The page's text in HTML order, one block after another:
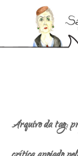
Arquivo da tag: